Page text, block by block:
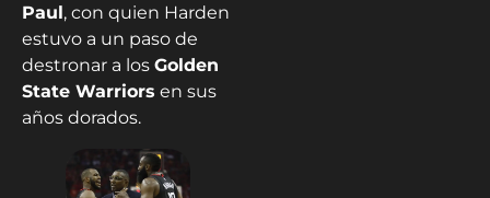
Paul, con quien Harden
estuvo a un paso de
destronar a los Golden
State Warriors en sus
años dorados.